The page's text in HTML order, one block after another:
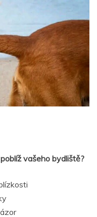
vašeho bydliště?